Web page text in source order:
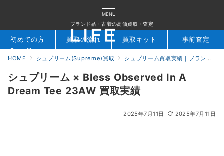
MENU
ブランド品・古着の高価買取・査定
検索 お問合せ
初めての方 買取の流れ 買取キット 事前査定
HOME シュプリーム(Supreme)買取 シュプリーム買取実績｜ブランド専門店LIFE
シュプリーム × Bless Observed In A
Dream Tee 23AW 買取実績
2025年7月11日 2025年7月11日